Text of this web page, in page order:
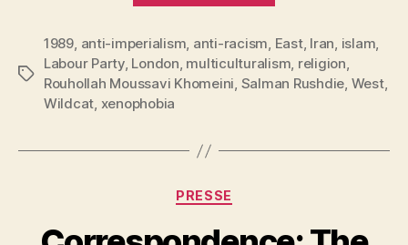
of
Retribution »
Étiquettes
1989, anti-imperialism, anti-racism, East, Iran, islam,
Labour Party, London, multiculturalism, religion,
Rouhollah Moussavi Khomeini, Salman Rushdie, West,
Wildcat, xenophobia
Catégories
PRESSE